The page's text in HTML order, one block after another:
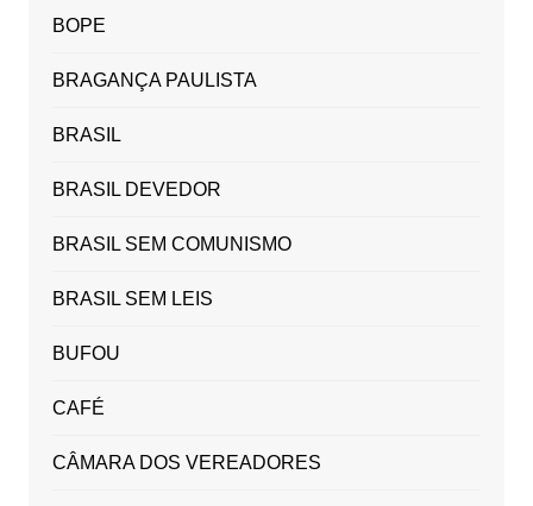
BOPE
BRAGANÇA PAULISTA
BRASIL
BRASIL DEVEDOR
BRASIL SEM COMUNISMO
BRASIL SEM LEIS
BUFOU
CAFÉ
CÂMARA DOS VEREADORES